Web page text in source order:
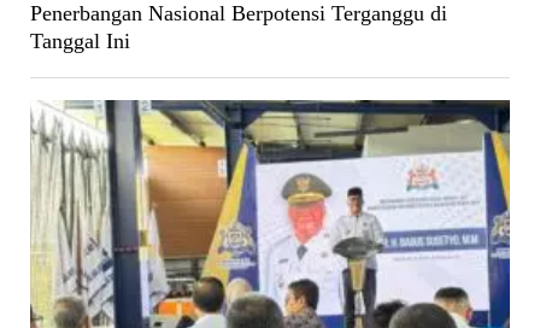
Penerbangan Nasional Berpotensi Terganggu di
Tanggal Ini